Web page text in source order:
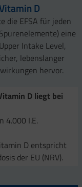
D
die EFSA für jeden
eine
Intake Level,
lebenslanger
hervor.
D liegt bei
4.000 I.E.
D entspricht
der EU (NRV).